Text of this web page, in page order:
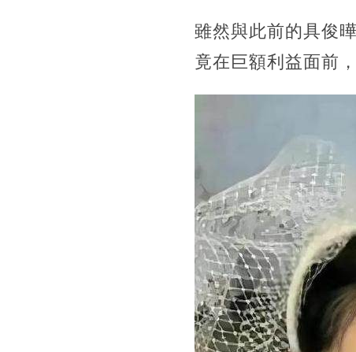
雖然與此前的具俊
竟在巨額利益面前